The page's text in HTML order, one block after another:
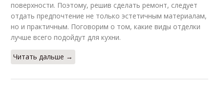
поверхности. Поэтому, решив сделать ремонт, следует
отдать предпочтение не только эстетичным материалам,
но и практичным. Поговорим о том, какие виды отделки
лучше всего подойдут для кухни.
Читать дальше →